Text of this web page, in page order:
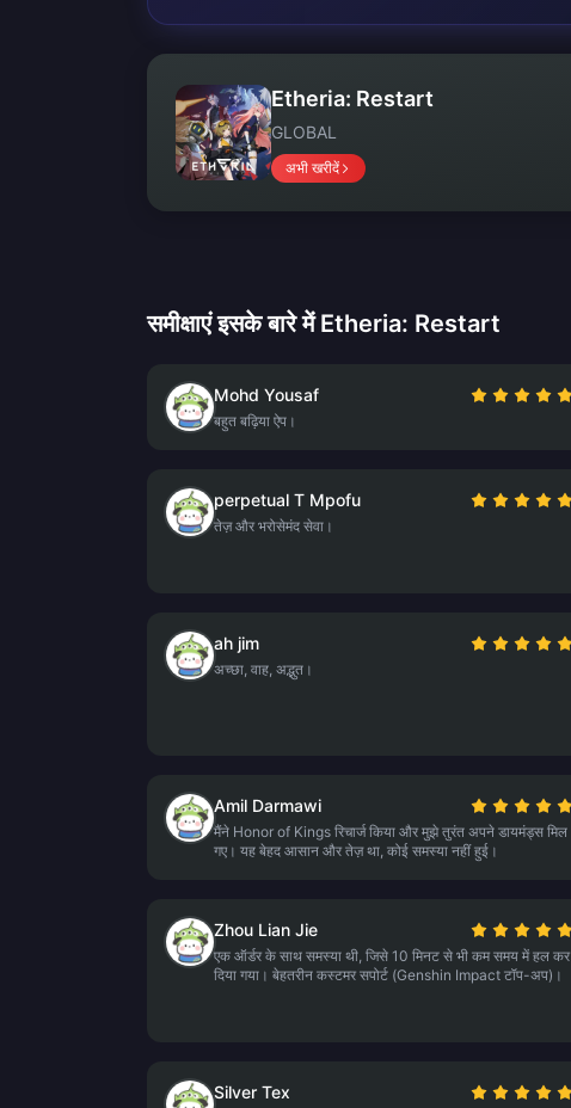
Etheria: Restart
GLOBAL
अभी खरीदें
समीक्षाएं इसके बारे में Etheria: Restart
Mohd Yousaf
बहुत बढ़िया ऐप।
perpetual T Mpofu
तेज़ और भरोसेमंद सेवा।
ah jim
अच्छा, वाह, अद्भुत।
Amil Darmawi
मैंने Honor of Kings रिचार्ज किया और मुझे तुरंत अपने डायमंड्स मिल
गए। यह बेहद आसान और तेज़ था, कोई समस्या नहीं हुई।
Zhou Lian Jie
एक ऑर्डर के साथ समस्या थी, जिसे 10 मिनट से भी कम समय में हल कर
दिया गया। बेहतरीन कस्टमर सपोर्ट (Genshin Impact टॉप-अप)।
Silver Tex